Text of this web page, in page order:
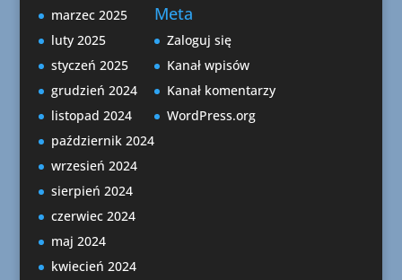
marzec 2025
luty 2025
styczeń 2025
grudzień 2024
listopad 2024
październik 2024
wrzesień 2024
sierpień 2024
czerwiec 2024
maj 2024
kwiecień 2024
Meta
Zaloguj się
Kanał wpisów
Kanał komentarzy
WordPress.org